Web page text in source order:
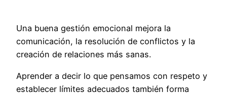
Una buena gestión emocional mejora la
comunicación, la resolución de conflictos y la
creación de relaciones más sanas.
Aprender a decir lo que pensamos con respeto y
establecer límites adecuados también forma